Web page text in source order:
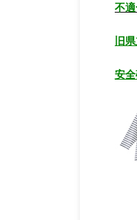
不
旧
安